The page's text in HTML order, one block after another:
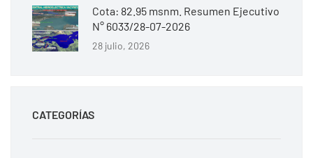
Cota: 82.95 msnm. Resumen Ejecutivo
N° 6033/28-07-2026
28 julio, 2026
CATEGORÍAS